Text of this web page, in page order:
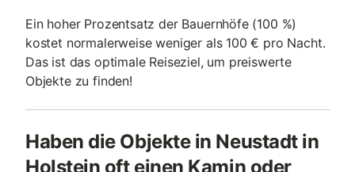
Ein hoher Prozentsatz der Bauernhöfe (100 %)
kostet normalerweise weniger als 100 € pro Nacht.
Das ist das optimale Reiseziel, um preiswerte
Objekte zu finden!
Haben die Objekte in Neustadt in
Holstein oft einen Kamin oder